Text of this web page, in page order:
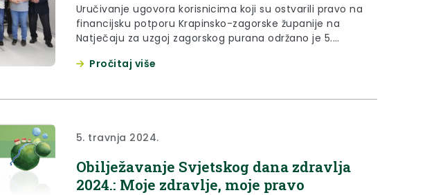
Uručivanje ugovora korisnicima koji su ostvarili pravo na
financijsku potporu Krapinsko-zagorske županije na
Natječaju za uzgoj zagorskog purana održano je 5.
inkubatoru Krapinsko-zagorske županije u Krapini. Pravo
kojima će Županija dodijeliti 57.498,00 eura za 7.974
Pročitaj više
5. travnja 2024.
Obilježavanje Svjetskog dana zdravlja
2024.: Moje zdravlje, moje pravo